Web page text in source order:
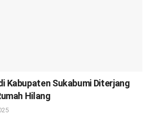
Kabupaten Sukabumi Diterjang
Hilang